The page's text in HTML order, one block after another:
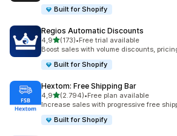
Built for Shopify
Regios Automatic Discounts
4,95 yıldız üzerinden
(173)
toplam 173 değerlendirme
•Free trial available
Boost sales with volume discounts,
Built for Shopify
Hextom: Free Shipping Bar
4,95 yıldız üzerinden
(2.794)
toplam 2794 değerlendirme
•Free plan available
Increase sales with progressive free
Built for Shopify